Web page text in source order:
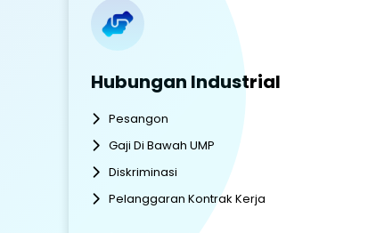
Hubungan Industrial
Pesangon
Gaji Di Bawah UMP
Diskriminasi
Pelanggaran Kontrak Kerja